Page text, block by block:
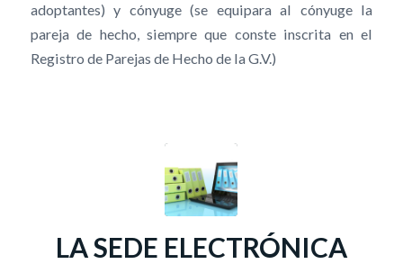
adoptantes) y cónyuge (se equipara al cónyuge la
pareja de hecho, siempre que conste inscrita en el
Registro de Parejas de Hecho de la G.V.)
LA SEDE ELECTRÓNICA